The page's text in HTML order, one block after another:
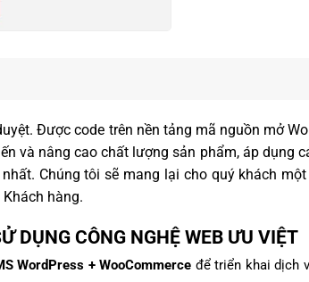
Được code trên nền tảng mã nguồn mở
và nâng cao chất lượng sản phẩm, áp dụng
Chúng tôi sẽ mang lại cho quý khách
hàng.
DỤNG CÔNG NGHỆ WEB ƯU VIỆT
WordPress + WooCommerce để triển khai dịch